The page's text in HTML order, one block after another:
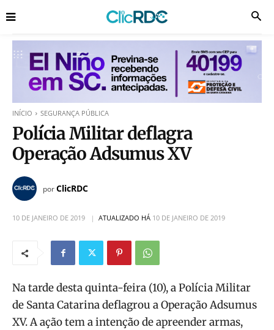
INÍCIO SEGURANÇA PÚBLICA
Polícia Militar deflagra
Operação Adsumus XV
porClicRDC
10 DE JANEIRO DE 2019 ATUALIZADO HÁ 10 DE JANEIRO DE 2019
Na tarde desta quinta-feira (10), a Polícia Militar
de Santa Catarina deflagrou a Operação Adsumus
XV. A ação tem a intenção de apreender armas,